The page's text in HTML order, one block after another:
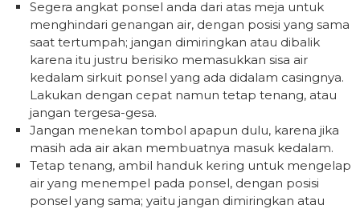
Segera angkat ponsel anda dari atas meja untuk
menghindari genangan air, dengan posisi yang sama
saat tertumpah; jangan dimiringkan atau dibalik
karena itu justru berisiko memasukkan sisa air
kedalam sirkuit ponsel yang ada didalam casingnya.
Lakukan dengan cepat namun tetap tenang, atau
jangan tergesa-gesa.
Jangan menekan tombol apapun dulu, karena jika
masih ada air akan membuatnya masuk kedalam.
Tetap tenang, ambil handuk kering untuk mengelap
air yang menempel pada ponsel, dengan posisi
ponsel yang sama; yaitu jangan dimiringkan atau